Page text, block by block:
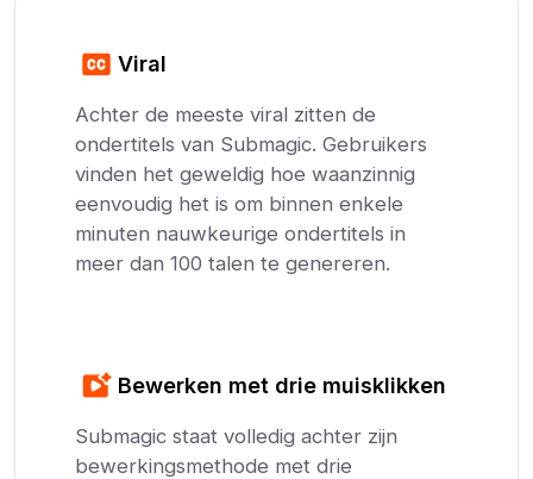
Viral
Achter de meeste viral zitten de
ondertitels van Submagic. Gebruikers
vinden het geweldig hoe waanzinnig
eenvoudig het is om binnen enkele
minuten nauwkeurige ondertitels in
meer dan 100 talen te genereren.
Bewerken met drie muisklikken
Submagic staat volledig achter zijn
bewerkingsmethode met drie